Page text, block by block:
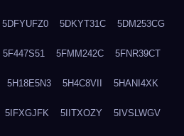
5DFYUFZ0 5DKYT31C 5DM253CG
5F447S51 5FMM242C 5FNR39CT
5H18E5N3 5H4C8VII 5HANI4XK
5IFXGJFK 5IITXOZY 5IVSLWGV